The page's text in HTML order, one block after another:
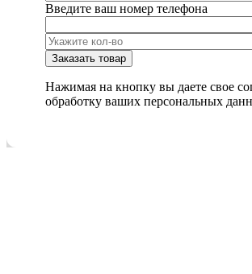
Введите ваш номер телефона
Нажимая на кнопку вы даете свое
обработку ваших персональных